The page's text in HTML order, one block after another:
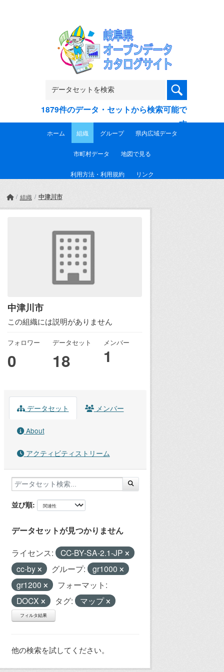
1879件のデータ・セットから検索可能で
す
ホーム 組織 グループ 県内広域データ
市町村データ 地図で見る
利用方法・利用規約 リンク
組織 中津川市
中津川市
この組織には説明がありません
フォロワー
0
データセット
18
メンバー
1
データセット メンバー
About
アクティビティストリーム
並び順
データセットが見つかりません
ライセンス:
CC-BY-SA-2.1-JP
cc-by
グループ:
gr1000
gr1200
フォーマット:
DOCX
タグ: マップ
フィルタ結果
他の検索を試してください。